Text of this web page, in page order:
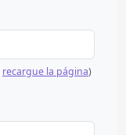
recargue la página)